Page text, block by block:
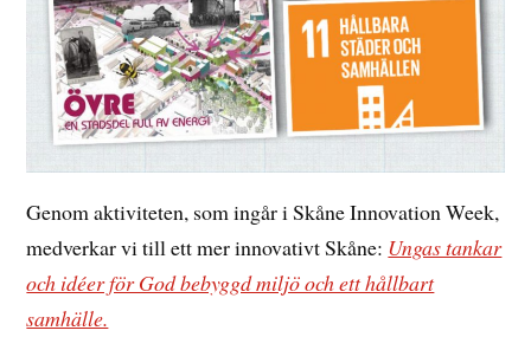
Genom aktiviteten, som ingår i Skåne Innovation Week,
medverkar vi till ett mer innovativt Skåne: Ungas tankar
och idéer för God bebyggd miljö och ett hållbart
samhälle.